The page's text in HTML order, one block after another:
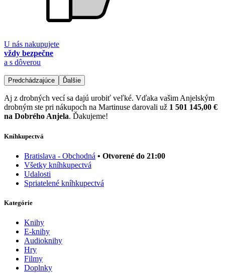
U nás nakupujete
vždy bezpečne
a s dôverou
Predchádzajúce Ďalšie
Aj z drobných vecí sa dajú urobiť veľké. Vďaka vašim Anjelským
drobným ste pri nákupoch na Martinuse darovali už 1 501 145,00 €
na Dobrého Anjela. Ďakujeme!
Kníhkupectvá
Bratislava - Obchodná • Otvorené do 21:00
Všetky kníhkupectvá
Udalosti
Spriatelené kníhkupectvá
Kategórie
Knihy
E-knihy
Audioknihy
Hry
Filmy
Doplnky